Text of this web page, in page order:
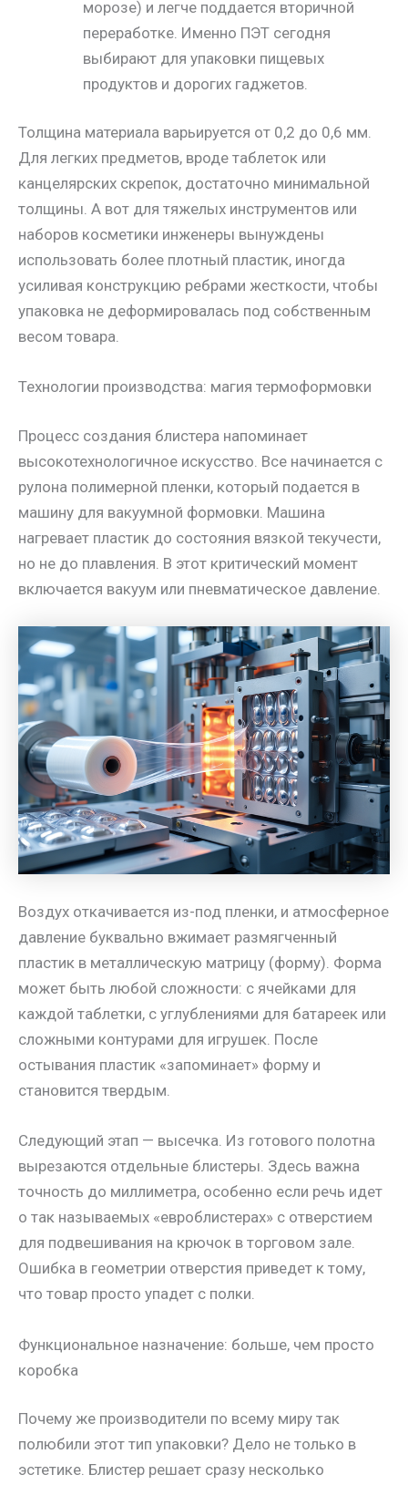
морозе) и легче поддается вторичной
переработке. Именно ПЭТ сегодня
выбирают для упаковки пищевых
продуктов и дорогих гаджетов.
Толщина материала варьируется от 0,2 до 0,6 мм.
Для легких предметов, вроде таблеток или
канцелярских скрепок, достаточно минимальной
толщины. А вот для тяжелых инструментов или
наборов косметики инженеры вынуждены
использовать более плотный пластик, иногда
усиливая конструкцию ребрами жесткости, чтобы
упаковка не деформировалась под собственным
весом товара.
Технологии производства: магия термоформовки
Процесс создания блистера напоминает
высокотехнологичное искусство. Все начинается с
рулона полимерной пленки, который подается в
машину для вакуумной формовки. Машина
нагревает пластик до состояния вязкой текучести,
но не до плавления. В этот критический момент
включается вакуум или пневматическое давление.
Воздух откачивается из-под пленки, и атмосферное
давление буквально вжимает размягченный
пластик в металлическую матрицу (форму). Форма
может быть любой сложности: с ячейками для
каждой таблетки, с углублениями для батареек или
сложными контурами для игрушек. После
остывания пластик «запоминает» форму и
становится твердым.
Следующий этап — высечка. Из готового полотна
вырезаются отдельные блистеры. Здесь важна
точность до миллиметра, особенно если речь идет
о так называемых «евроблистерах» с отверстием
для подвешивания на крючок в торговом зале.
Ошибка в геометрии отверстия приведет к тому,
что товар просто упадет с полки.
Функциональное назначение: больше, чем просто
коробка
Почему же производители по всему миру так
полюбили этот тип упаковки? Дело не только в
эстетике. Блистер решает сразу несколько